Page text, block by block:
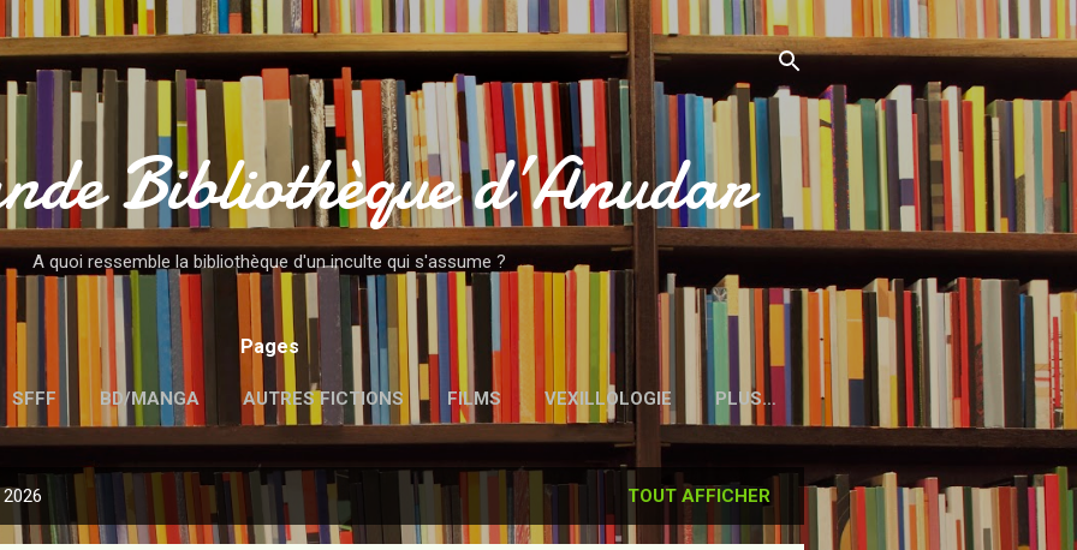
Accéder au contenu principal
Bibliothèque d’Anudar
A quoi ressemble la bibliothèque d'un inculte qui s'assume ?
Pages
SFFF BD/MANGA AUTRES FICTIONS FILMS VEXILLOLOGIE PLUS…
MENTIONS LÉGALES
TOUT AFFICHER